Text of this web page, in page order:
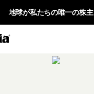
地球が私たちの唯一の株主